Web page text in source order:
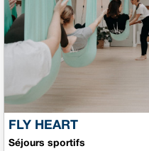
FLY HEART
Séjours sportifs